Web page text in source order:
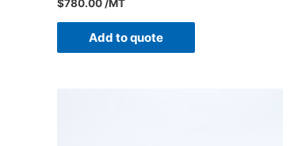
$780.00/MT
Add to quote